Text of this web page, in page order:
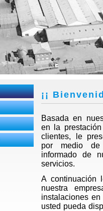
¡¡
Basada en
en la
clientes, le
por medio
informado de
servicios.
A continuación
nuestra
instalaciones
usted pueda